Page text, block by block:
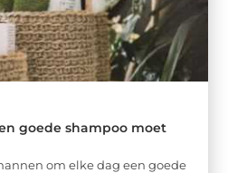
goede shampoo moet
om elke dag een goede